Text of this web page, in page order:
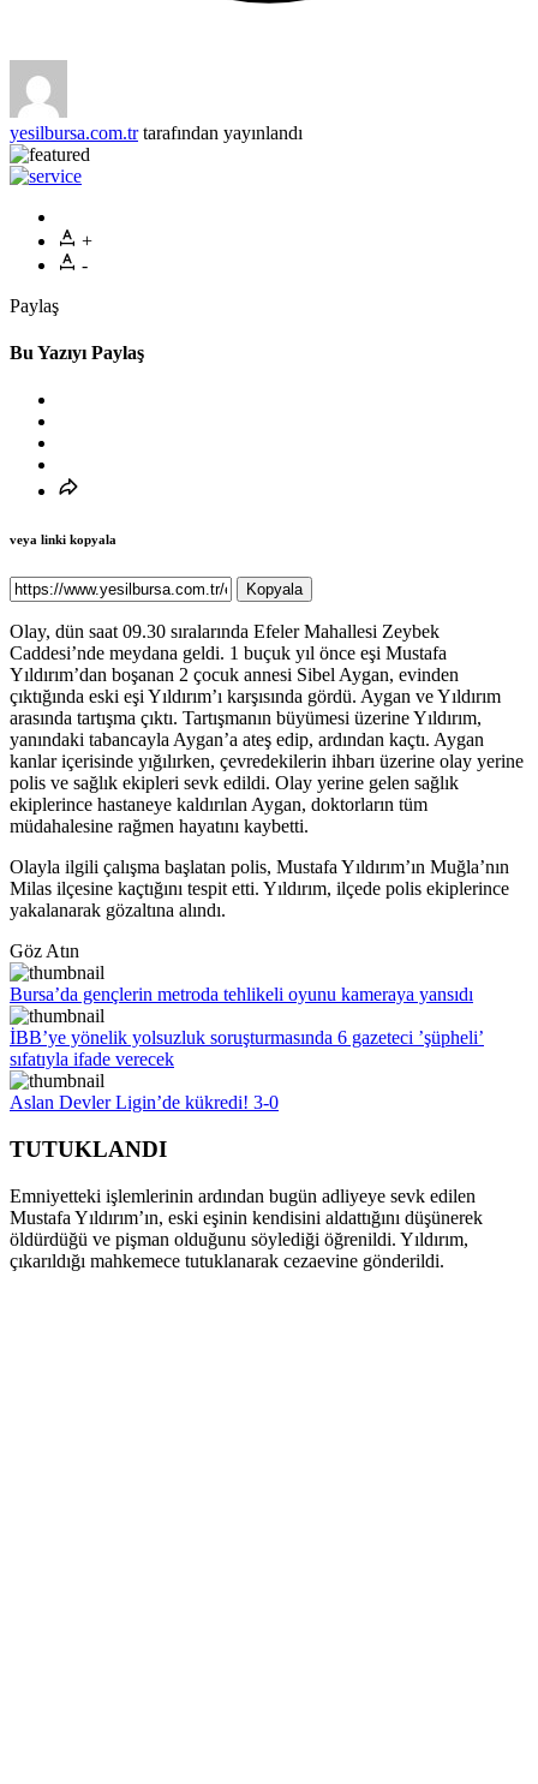
yesilbursa.com.trtarafından yayınlandı
+
-
Paylaş
Bu Yazıyı Paylaş
veya linki kopyala
Kopyala
Olay, dün saat 09.30 sıralarında Efeler Mahallesi Zeybek
Caddesi’nde meydana geldi. 1 buçuk yıl önce eşi Mustafa
Yıldırım’dan boşanan 2 çocuk annesi Sibel Aygan, evinden
çıktığında eski eşi Yıldırım’ı karşısında gördü. Aygan ve Yıldırım
arasında tartışma çıktı. Tartışmanın büyümesi üzerine Yıldırım,
yanındaki tabancayla Aygan’a ateş edip, ardından kaçtı. Aygan
kanlar içerisinde yığılırken, çevredekilerin ihbarı üzerine olay yerine
polis ve sağlık ekipleri sevk edildi. Olay yerine gelen sağlık
ekiplerince hastaneye kaldırılan Aygan, doktorların tüm
müdahalesine rağmen hayatını kaybetti.
Olayla ilgili çalışma başlatan polis, Mustafa Yıldırım’ın Muğla’nın
Milas ilçesine kaçtığını tespit etti. Yıldırım, ilçede polis ekiplerince
yakalanarak gözaltına alındı.
Göz Atın
Bursa’da gençlerin metroda tehlikeli oyunu kameraya yansıdı
İBB’ye yönelik yolsuzluk soruşturmasında 6 gazeteci ’şüpheli’
sıfatıyla ifade verecek
Aslan Devler Ligin’de kükredi! 3-0
TUTUKLANDI
Emniyetteki işlemlerinin ardından bugün adliyeye sevk edilen
Mustafa Yıldırım’ın, eski eşinin kendisini aldattığını düşünerek
öldürdüğü ve pişman olduğunu söylediği öğrenildi. Yıldırım,
çıkarıldığı mahkemece tutuklanarak cezaevine gönderildi.